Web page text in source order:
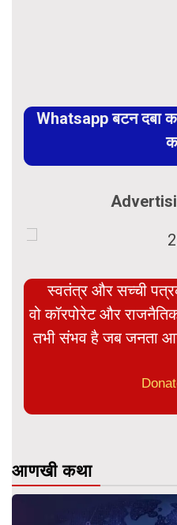
Whatsapp बटन दबा
स्वतंत्र और सच्ची
वो कॉरपोरेट और
तभी संभव है जब जनता
आणखी कथा